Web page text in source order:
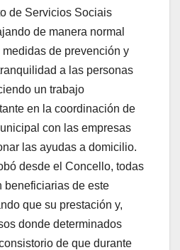
de Servicios Sociais
de manera normal
de prevención y
a las personas
un trabajo
en la coordinación de
con las empresas
las ayudas a domicilio.
desde el Concello, todas
beneficiarias de este
que su prestación y,
donde determinados
de que durante